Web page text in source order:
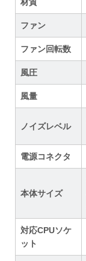
ファン
ファン回転数
風圧
風量
ノイズレベル
電源コネクタ
本体サイズ
対応CPUソケ
ット